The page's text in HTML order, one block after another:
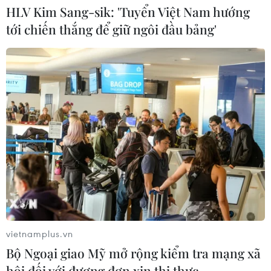
MB chuẩn bị trả cổ tức cho cổ đông
15%, nâng vốn điều lệ lên 100.000 tỷ
đồng
03/08/2026 13:47
TotalEnergies thâu tóm một phần
mảng năng lượng tái tạo của Shell
03/08/2026 10:33
Xây dựng thương hiệu mạnh cho
doanh nghiệp Việt
HLV Kim Sang-sik: 'Tuyển Việt Nam hướng
tới chiến thắng để giữ ngôi đầu bảng'
vietnamplus.vn
Bộ Ngoại giao Mỹ mở rộng kiểm tra mạng xã